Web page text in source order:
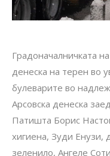
Градоначалничката
денеска на терен во
булеварите во
Арсовска денеска
Патишта Борис
хигиена, Зуди Енузи,
зеленило, Ангеле